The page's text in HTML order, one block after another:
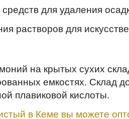
для удаления
растворов для
на крытых сухих
емкостях. Склад
плавиковой кислоты.
в Кеме вы можете